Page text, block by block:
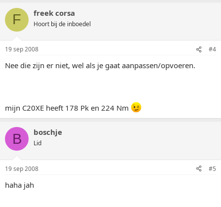
F freek corsa
Hoort bij de inboedel
19 sep 2008 #4
Nee die zijn er niet, wel als je gaat aanpassen/opvoeren.
mijn C20XE heeft 178 Pk en 224 Nm
B boschje
Lid
19 sep 2008 #5
haha jah